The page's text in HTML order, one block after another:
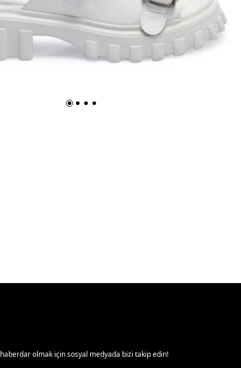
olmak için sosyal medyada bizi takip edin!